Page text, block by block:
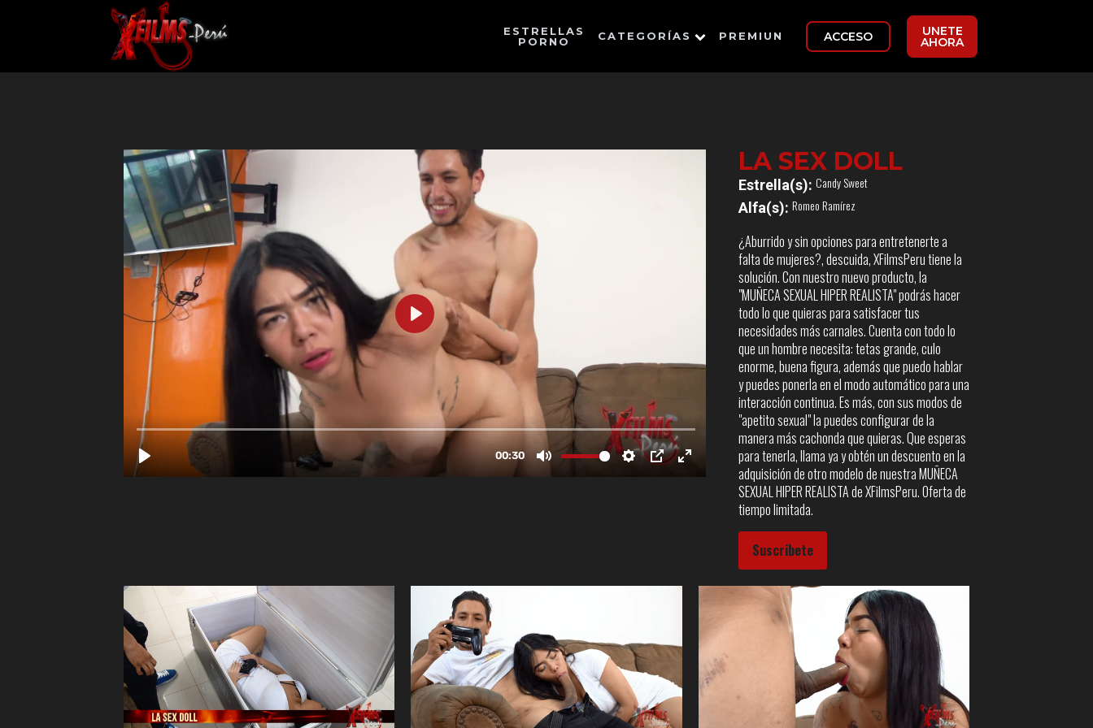
ESTRELLAS
PORNO
CATEGORÍAS PREMIUN ACCESO UNETE
AHORA
LA SEX DOLL
Estrella(s): Candy Sweet
Alfa(s): Romeo Ramírez
¿Aburrido y sin opciones para entretenerte a
falta de mujeres?, descuida, XFilmsPeru tiene la
solución. Con nuestro nuevo producto, la
"MUÑECA SEXUAL HIPER REALISTA" podrás hacer
todo lo que quieras para satisfacer tus
necesidades más carnales. Cuenta con todo lo
que un hombre necesita: tetas grande, culo
enorme, buena figura, además que puedo hablar
y puedes ponerla en el modo automático para una
interacción continua. Es más, con sus modos de
"apetito sexual" la puedes configurar de la
manera más cachonda que quieras. Que esperas
para tenerla, llama ya y obtén un descuento en la
adquisición de otro modelo de nuestra MUÑECA
SEXUAL HIPER REALISTA de XFilmsPeru. Oferta de
tiempo limitada.
Suscribete